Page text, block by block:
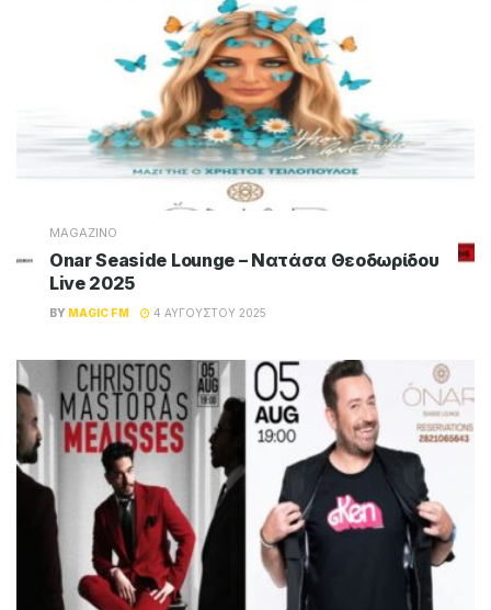
MAGAZINO
Onar Seaside Lounge – Νατάσα Θεοδωρίδου
Live 2025
BY MAGIC FM 4 ΑΥΓΟΎΣΤΟΥ 2025